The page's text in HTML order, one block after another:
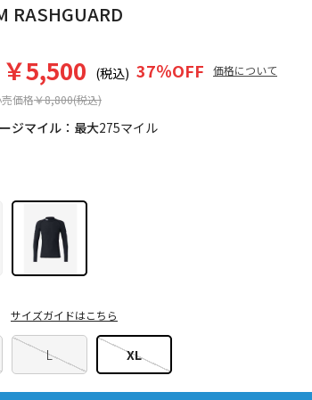
ジマイル：最大275マイル
RASHGUARD
価格￥8,800(税込)
￥5,500 (税込) 37％OFF 価格について
L XL
サイズガイドはこちら